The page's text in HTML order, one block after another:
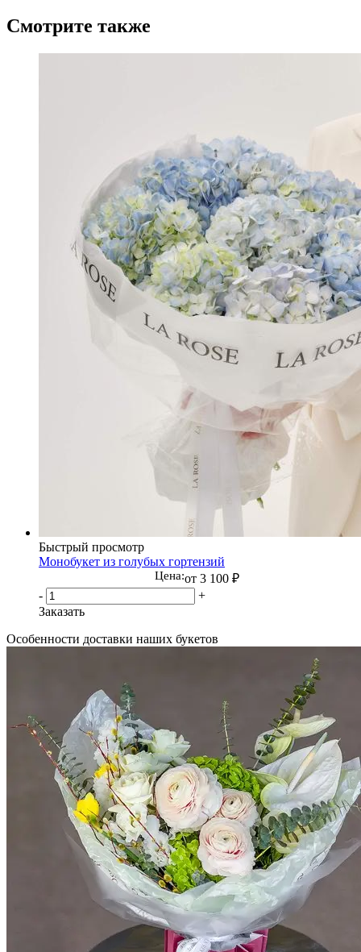
Смотрите также
Быстрый просмотр
Монобукет из голубых гортензий
Цена:от 3 100 ₽
-
+
Заказать
Особенности доставки наших букетов